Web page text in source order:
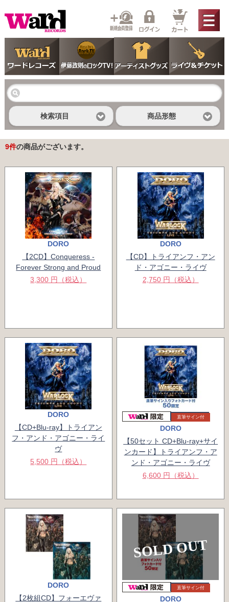
検索項目 商品形態
9件の商品がございます。
DORO
【2CD】Conqueress -
Forever Strong and Proud
3,300 円（税込）
DORO
【CD】トライアンフ・アン
ド・アゴニー・ライヴ
2,750 円（税込）
DORO
【CD+Blu-ray】トライアン
フ・アンド・アゴニー・ライ
ヴ
5,500 円（税込）
直筆サイン付
DORO
【50セット CD+Blu-ray+サイ
ンカード】トライアンフ・ア
ンド・アゴニー・ライヴ
6,600 円（税込）
DORO
【2枚組CD】フォーエヴァ
SOLD OUT
直筆サイン付
DORO